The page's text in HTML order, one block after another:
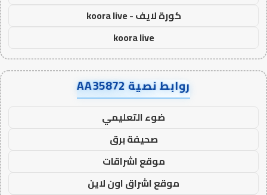
كورة لايف - koora live
koora live
روابط نصية AA35872
ضوء التعليمي
صحيفة برق
موقع اشراقات
موقع اشراق اون لاين